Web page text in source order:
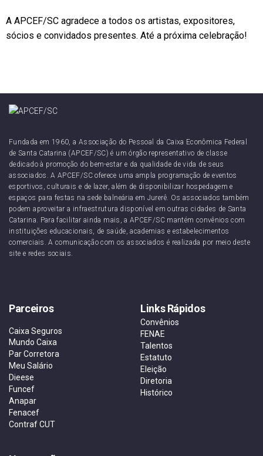
A APCEF/SC agradece a todos os artistas, expositores,
sócios e convidados presentes. Até a próxima celebração!
Fundada em 1960, a Associação do Pessoal da Caixa Econômica Federal
de Santa Catarina (APCEF/SC) é um órgão representativo de classe
dedicado à promoção do bem-estar e da qualidade de vida de seus
associados. A APCEF/SC oferece uma ampla programação de eventos
esportivos, culturais e de lazer, além de disponibilizar hospedagem e
espaços para festas na sede balneária em Jurerê. Os associados também
podem aproveitar a infraestrutura disponível em outras cidades de Santa
Catarina. Para facilitar ainda mais, a APCEF/SC mantém convênios com
instituições educacionais, de saúde, academias e estabelecimentos
comerciais. A comunicação com os associados é realizada por meio deste
site e redes sociais.
Parceiros
Caixa Seguros
Mundo Caixa
Par Corretora
Meu Salário
Dieese
Funcef
Anapar
Fenacef
Contraf CUT
Links Rápidos
Convênios
FENAE
Talentos
Estatuto
Eleição
Diretoria
Histórico